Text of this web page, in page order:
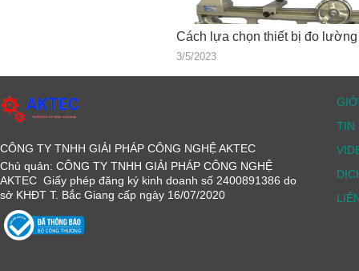
Cách lựa chọn thiết bị đo lường
3/5/2023
CÔNG TY TNHH GIẢI PHÁP CÔNG NGHỆ AKTEC
Chủ quản: CÔNG TY TNHH GIẢI PHÁP CÔNG NGHỆ
AKTEC Giấy phép đăng ký kinh doanh số 2400891386 do
sở KHĐT T. Bắc Giang cấp ngày 16/07/2020
TIN